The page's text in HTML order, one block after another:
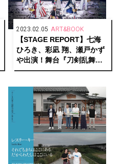
2023.02.05 ART&BOOK
【STAGE REPORT】七海
ひろき、彩凪 翔、瀬戸かず
や出演！舞台『刀剣乱舞』
禺伝 矛盾源氏物語 開幕！